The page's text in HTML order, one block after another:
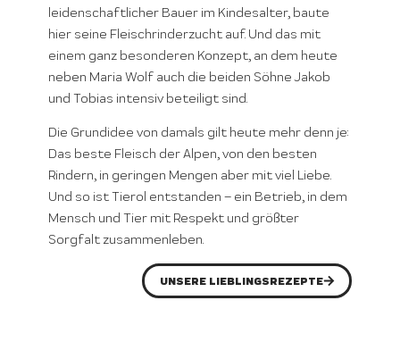
leidenschaftlicher Bauer im Kindesalter, baute
hier seine Fleischrinderzucht auf. Und das mit
einem ganz besonderen Konzept, an dem heute
neben Maria Wolf auch die beiden Söhne Jakob
und Tobias intensiv beteiligt sind.
Die Grundidee von damals gilt heute mehr denn je:
Das beste Fleisch der Alpen, von den besten
Rindern, in geringen Mengen aber mit viel Liebe.
Und so ist Tierol entstanden – ein Betrieb, in dem
Mensch und Tier mit Respekt und größter
Sorgfalt zusammenleben.
UNSERE LIEBLINGSREZEPTE